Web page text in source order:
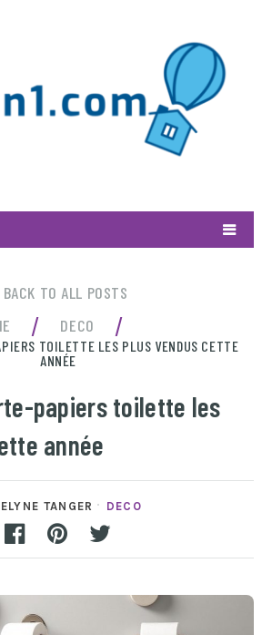
BACK TO ALL POSTS
/ DECO /
TOILETTE LES PLUS VENDUS CETTE
ANNÉE
papiers toilette les
année
TANGER DECO